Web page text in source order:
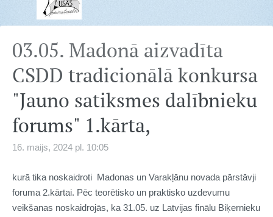
03.05. Madonā aizvadīta
CSDD tradicionālā konkursa
"Jauno satiksmes dalībnieku
forums" 1.kārta,
16. maijs, 2024 pl. 10:05
kurā tika noskaidroti Madonas un Varakļānu novada pārstāvji
foruma 2.kārtai. Pēc teorētisko un praktisko uzdevumu
veikšanas noskaidrojās, ka 31.05. uz Latvijas finālu Biķernieku